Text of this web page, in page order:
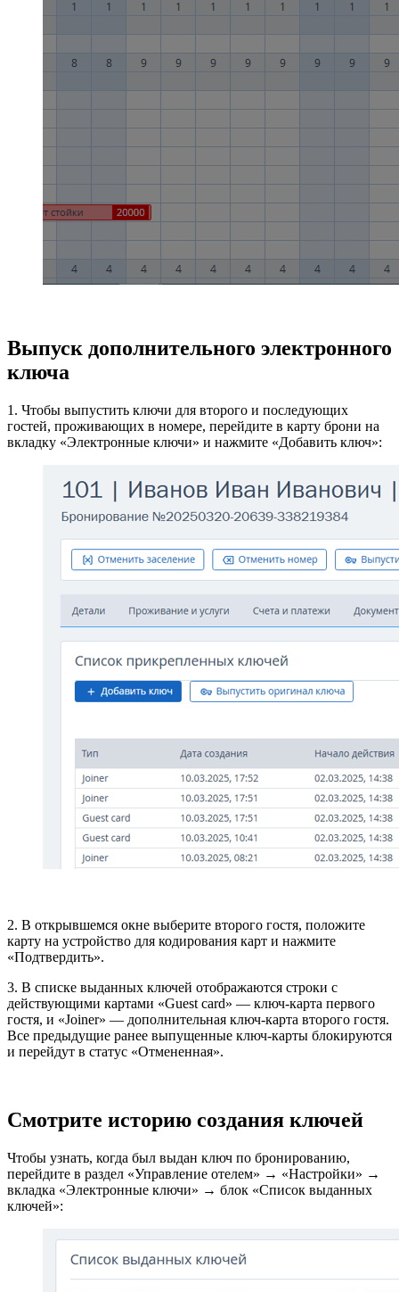
Выпуск дополнительного электронного
ключа
1. Чтобы выпустить ключи для второго и последующих
гостей, проживающих в номере, перейдите в карту брони на
вкладку «Электронные ключи» и нажмите «Добавить ключ»:
2. В открывшемся окне выберите второго гостя, положите
карту на устройство для кодирования карт и нажмите
«Подтвердить».
3. В списке выданных ключей отображаются строки с
действующими картами «Guest card» — ключ-карта первого
гостя, и «Joiner» — дополнительная ключ-карта второго гостя.
Все предыдущие ранее выпущенные ключ-карты блокируются
и перейдут в статус «Отмененная».
Смотрите историю создания ключей
Чтобы узнать, когда был выдан ключ по бронированию,
перейдите в раздел «Управление отелем» → «Настройки» →
вкладка «Электронные ключи» → блок «Список выданных
ключей»: